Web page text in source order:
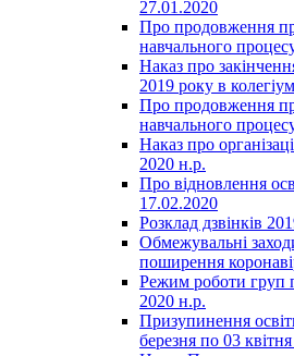
27.01.2020
Про продовження
навчального
Наказ про
2019 року в
Про продовження
навчального
Наказ про
2020 н.р.
Про відновлення
17.02.2020
Розклад дзвінків
Обмежувальні
поширення
Режим роботи груп
2020 н.р.
Призупинення
березня по 03